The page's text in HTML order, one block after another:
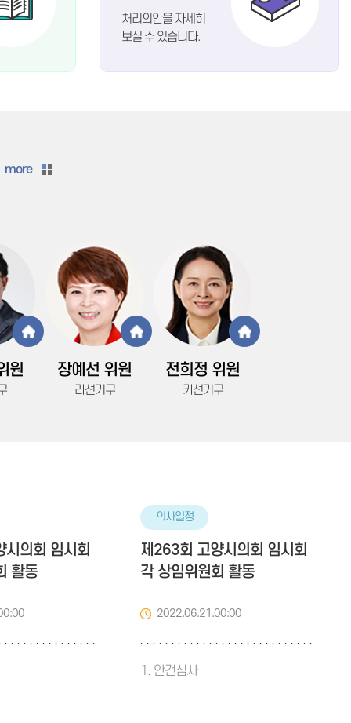
처리의안을 자세히
보실 수 있습니다.
원 장예선 위원
라선거구
전희정 위원
카선거구
more
의회 임시회
활동
의사일정
제263회 고양시의회 임시회
각 상임위원회 활동
2022.06.21.00:00
1. 안건심사